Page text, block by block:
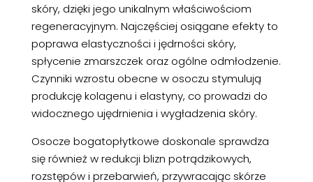
skóry, dzięki jego unikalnym właściwościom
regeneracyjnym. Najczęściej osiągane efekty to
poprawa elastyczności i jędrności skóry,
spłycenie zmarszczek oraz ogólne odmłodzenie.
Czynniki wzrostu obecne w osoczu stymulują
produkcję kolagenu i elastyny, co prowadzi do
widocznego ujędrnienia i wygładzenia skóry.
Osocze bogatopłytkowe doskonale sprawdza
się również w redukcji blizn potrądzikowych,
rozstępów i przebarwień, przywracając skórze